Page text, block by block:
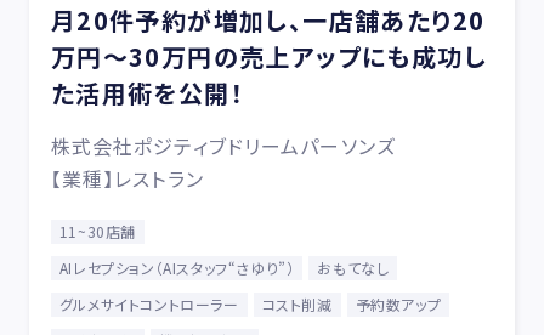
月20件予約が増加し、一店舗あたり20
万円〜30万円の売上アップにも成功し
た活用術を公開！
株式会社ポジティブドリームパーソンズ
【業種】レストラン
11~30店舗
AIレセプション（AIスタッフ“さゆり”）
おもてなし
グルメサイトコントローラー
コスト削減
予約数アップ